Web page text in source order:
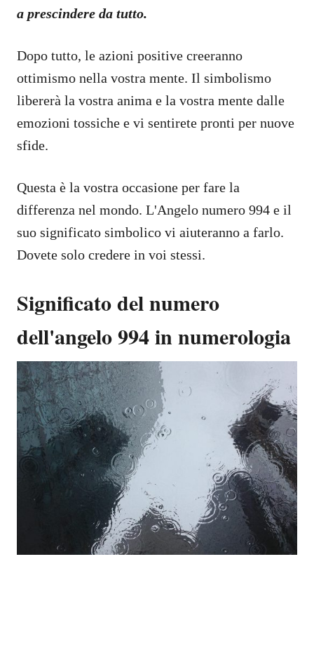
a prescindere da tutto.
Dopo tutto, le azioni positive creeranno
ottimismo nella vostra mente. Il simbolismo
libererà la vostra anima e la vostra mente dalle
emozioni tossiche e vi sentirete pronti per nuove
sfide.
Questa è la vostra occasione per fare la
differenza nel mondo. L'Angelo numero 994 e il
suo significato simbolico vi aiuteranno a farlo.
Dovete solo credere in voi stessi.
Significato del numero
dell'angelo 994 in numerologia